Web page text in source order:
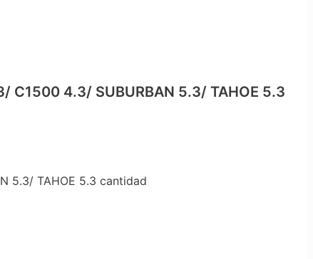
C1500 4.3/ SUBURBAN 5.3/ TAHOE 5.3
5.3/ TAHOE 5.3 cantidad